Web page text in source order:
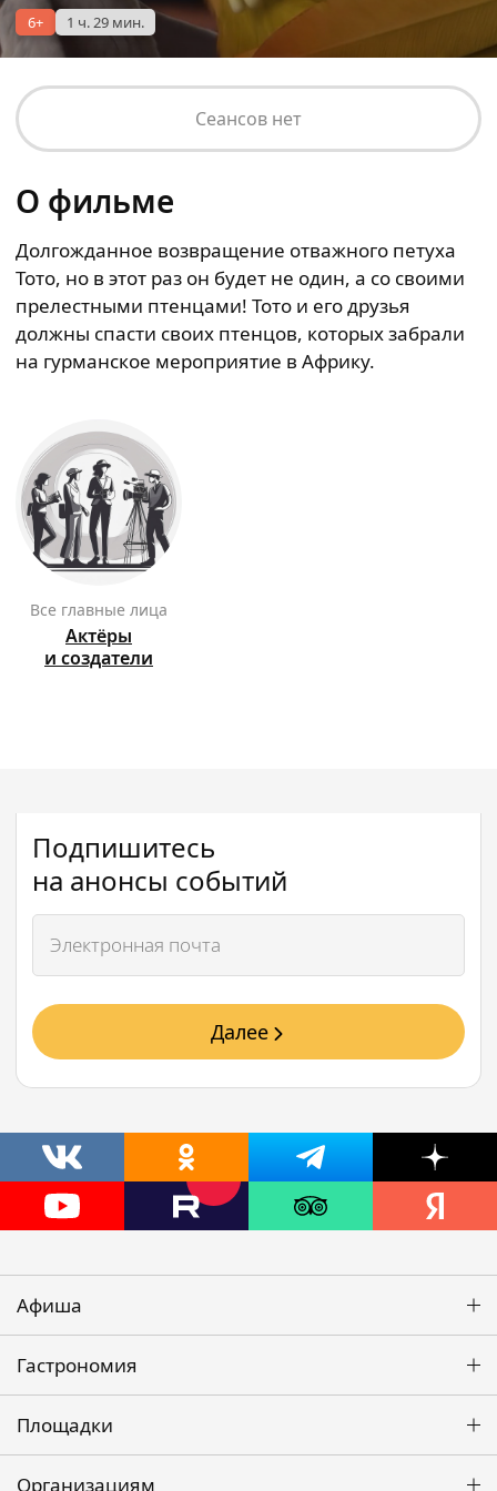
6+ 1 ч. 29 мин.
Сеансов нет
О фильме
Долгожданное возвращение отважного петуха
Тото, но в этот раз он будет не один, а со своими
прелестными птенцами! Тото и его друзья
должны спасти своих птенцов, которых забрали
на гурманское мероприятие в Африку.
Все главные лица
Актёры
и создатели
Подпишитесь
на анонсы событий
Далее
Афиша
Гастрономия
Площадки
Организациям